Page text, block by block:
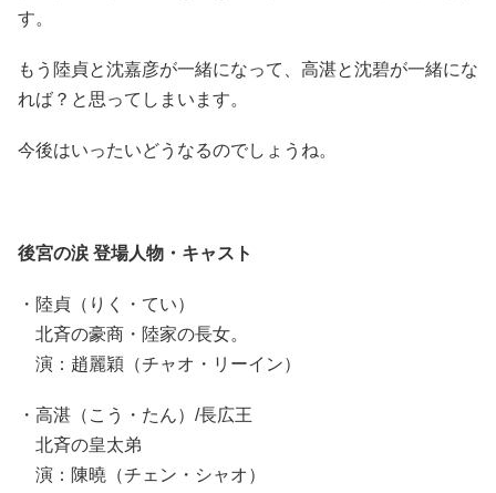
す。
もう陸貞と沈嘉彦が一緒になって、高湛と沈碧が一緒にな
れば？と思ってしまいます。
今後はいったいどうなるのでしょうね。
後宮の涙 登場人物・キャスト
・陸貞（りく・てい）
北斉の豪商・陸家の長女。
演：趙麗穎（チャオ・リーイン）
・高湛（こう・たん）/長広王
北斉の皇太弟
演：陳曉（チェン・シャオ）